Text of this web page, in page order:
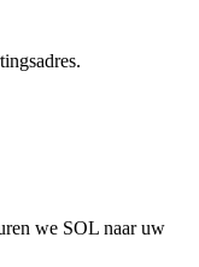
we SOL naar uw